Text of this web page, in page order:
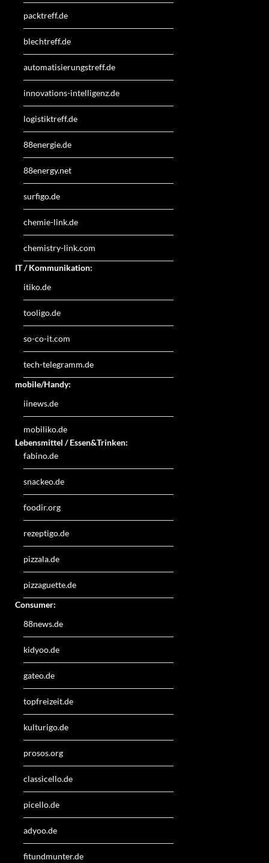
packtreff.de
blechtreff.de
automatisierungstreff.de
innovations-intelligenz.de
logistiktreff.de
88energie.de
88energy.net
surfigo.de
chemie-link.de
chemistry-link.com
IT / Kommunikation:
itiko.de
tooligo.de
so-co-it.com
tech-telegramm.de
mobile/Handy:
iinews.de
mobiliko.de
Lebensmittel / Essen&Trinken:
fabino.de
snackeo.de
foodir.org
rezeptigo.de
pizzala.de
pizzaguette.de
Consumer:
88news.de
kidyoo.de
gateo.de
topfreizeit.de
kulturigo.de
prosos.org
classicello.de
picello.de
adyoo.de
fitundmunter.de